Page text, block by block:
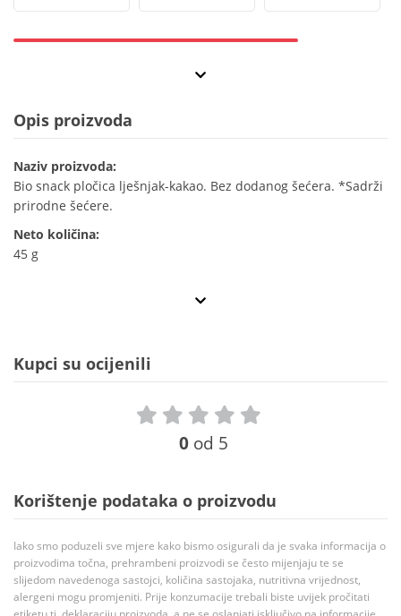
Opis proizvoda
Naziv proizvoda:
Bio snack pločica lješnjak-kakao. Bez dodanog šećera. *Sadrži
prirodne šećere.
Neto količina:
45 g
Kupci su ocijenili
0 od 5
Korištenje podataka o proizvodu
Iako smo poduzeli sve mjere kako bismo osigurali da je svaka informacija o
proizvodima točna, prehrambeni proizvodi se često mijenjaju te se
slijedom navedenoga sastojci, količina sastojaka, nutritivna vrijednost,
alergeni mogu promjeniti. Prije konzumacije trebali biste uvijek pročitati